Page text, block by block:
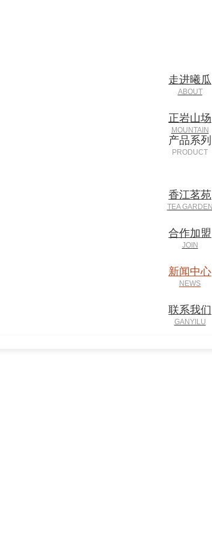
走进曦瓜
正岩山场
产品系列
香江茗苑
合作加盟
新闻中心
联系我们